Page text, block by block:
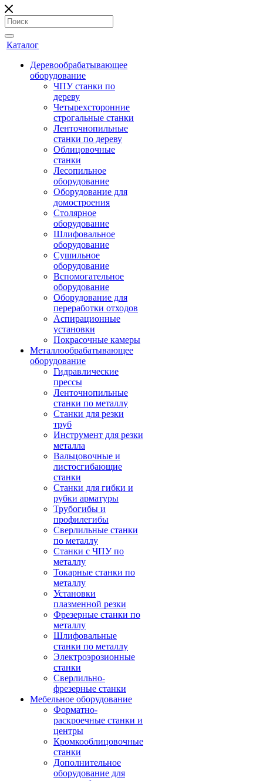
Каталог
Деревообрабатывающее
оборудование
ЧПУ станки по
дереву
Четырехсторонние
строгальные станки
Ленточнопильные
станки по дереву
Облицовочные
станки
Лесопильное
оборудование
Оборудование для
домостроения
Столярное
оборудование
Шлифовальное
оборудование
Сушильное
оборудование
Вспомогательное
оборудование
Оборудование для
переработки отходов
Аспирационные
установки
Покрасочные камеры
Металлообрабатывающее
оборудование
Гидравлические
прессы
Ленточнопильные
станки по металлу
Станки для резки
труб
Инструмент для резки
металла
Вальцовочные и
листосгибающие
станки
Станки для гибки и
рубки арматуры
Трубогибы и
профилегибы
Сверлильные станки
по металлу
Станки с ЧПУ по
металлу
Токарные станки по
металлу
Установки
плазменной резки
Фрезерные станки по
металлу
Шлифовальные
станки по металлу
Электроэрозионные
станки
Сверлильно-
фрезерные станки
Мебельное оборудование
Форматно-
раскроечные станки и
центры
Кромкооблицовочные
станки
Дополнительное
оборудование для